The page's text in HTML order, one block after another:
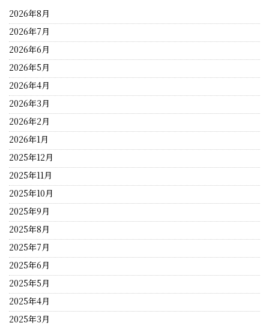
2026年8月
2026年7月
2026年6月
2026年5月
2026年4月
2026年3月
2026年2月
2026年1月
2025年12月
2025年11月
2025年10月
2025年9月
2025年8月
2025年7月
2025年6月
2025年5月
2025年4月
2025年3月